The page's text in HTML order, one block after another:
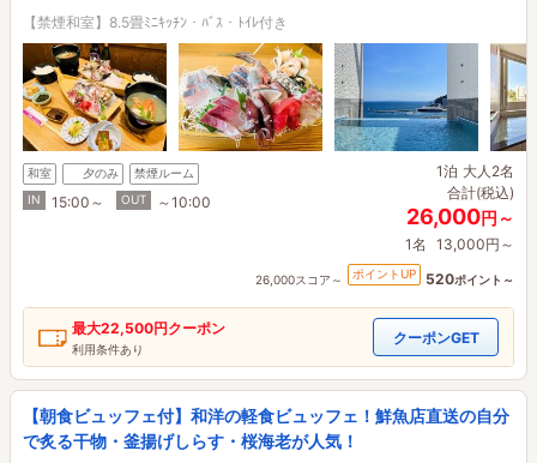
【禁煙和室】8.5畳ﾐﾆｷｯﾁﾝ・ﾊﾞｽ・ﾄｲﾚ付き
和室 夕のみ
禁煙ルーム
IN
15:00～ OUT ～10:00
1泊 大人2名
合計(税込)
26,000円～
1名 13,000円～
26,000スコア～ ポイントUP 520ポイント～
最大22,500円クーポン
利用条件あり
クーポンGET
【朝食ビュッフェ付】和洋の軽食ビュッフェ！鮮魚店直送の自分
で炙る干物・釜揚げしらす・桜海老が人気！